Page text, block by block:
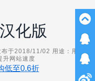
题
化版
于2018/11/02 用途：用
升网站速度
低至0.6折